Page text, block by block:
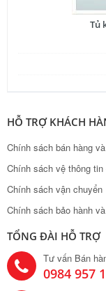
Tủ
HỖ TRỢ KHÁCH
Chính sách bán hàng
Chính sách vệ thông
Chính sách vận chuyển
Chính sách bảo hành
TỔNG ĐÀI HỖ TRỢ
Tư vấn Bán
0984 957